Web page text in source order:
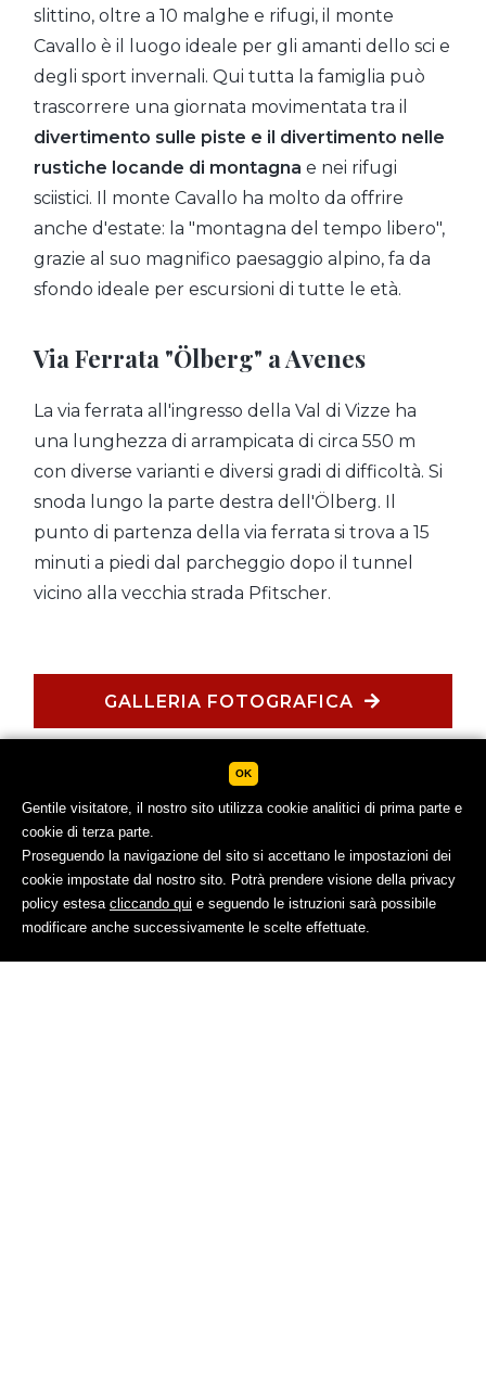
slittino, oltre a 10 malghe e rifugi, il monte
Cavallo è il luogo ideale per gli amanti dello sci e
degli sport invernali. Qui tutta la famiglia può
trascorrere una giornata movimentata tra il
divertimento sulle piste e il divertimento nelle
rustiche locande di montagna e nei rifugi
sciistici. Il monte Cavallo ha molto da offrire
anche d'estate: la "montagna del tempo libero",
grazie al suo magnifico paesaggio alpino, fa da
sfondo ideale per escursioni di tutte le età.
Via Ferrata "Ölberg" a Avenes
La via ferrata all'ingresso della Val di Vizze ha
una lunghezza di arrampicata di circa 550 m
con diverse varianti e diversi gradi di difficoltà. Si
snoda lungo la parte destra dell'Ölberg. Il
punto di partenza della via ferrata si trova a 15
minuti a piedi dal parcheggio dopo il tunnel
vicino alla vecchia strada Pfitscher.
GALLERIA FOTOGRAFICA
Chiama Richiedi
OK
Gentile visitatore, il nostro sito utilizza cookie analitici di prima parte e
cookie di terza parte.
Proseguendo la navigazione del sito si accettano le impostazioni dei
cookie impostate dal nostro sito. Potrà prendere visione della privacy
policy estesa cliccando qui e seguendo le istruzioni sarà possibile
modificare anche successivamente le scelte effettuate.